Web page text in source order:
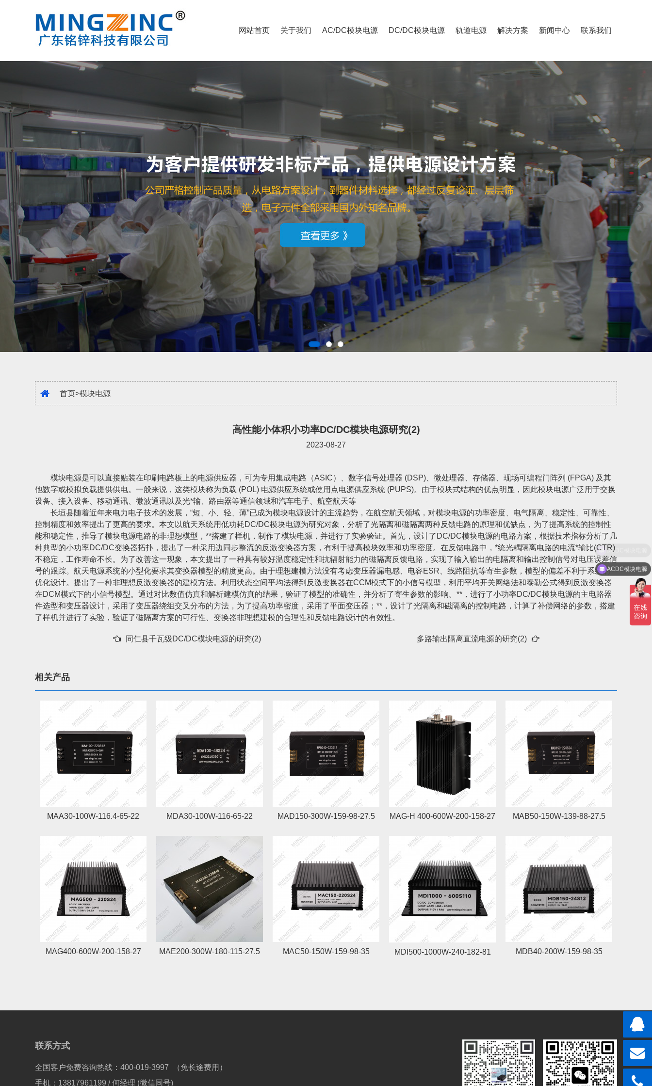
网站首页 关于我们 AC/DC模块电源 DC/DC模块电源 轨道电源 解决方案 新闻中心 联系我们
首页>模块电源
高性能小体积小功率DC/DC模块电源研究(2)
2023-08-27
模块电源是可以直接贴装在印刷电路板上的电源供应器，可为专用集成电路（ASIC）、数字信号处理器 (DSP)、微处理器、存储器、现场可编程门阵列 (FPGA) 及其
他数字或模拟负载提供供电。一般来说，这类模块称为负载 (POL) 电源供应系统或使用点电源供应系统 (PUPS)。由于模块式结构的优点明显，因此模块电源广泛用于交换
设备、接入设备、移动通讯、微波通讯以及光*输、路由器等通信领域和汽车电子、航空航天等
长垣县随着近年来电力电子技术的发展，“短、小、轻、薄”已成为模块电源设计的主流趋势，在航空航天领域，对模块电源的功率密度、电气隔离、稳定性、可靠性、
控制精度和效率提出了更高的要求。本文以航天系统用低功耗DC/DC模块电源为研究对象，分析了光隔离和磁隔离两种反馈电路的原理和优缺点，为了提高系统的控制性
能和稳定性，推导了模块电源电路的非理想模型，**搭建了样机，制作了模块电源，并进行了实验验证。首先，设计了DC/DC模块电源的电路方案，根据技术指标分析了几
种典型的小功率DC/DC变换器拓扑，提出了一种采用边同步整流的反激变换器方案，有利于提高模块效率和功率密度。在反馈电路中，*统光耦隔离电路的电流*输比(CTR)
不稳定，工作寿命不长。为了改善这一现象，本文提出了一种具有较好温度稳定性和抗辐射能力的磁隔离反馈电路，实现了输入输出的电隔离和输出控制信号对电压误差信
号的跟踪。航天电源系统的小型化要求其变换器模型的精度更高。由于理想建模方法没有考虑变压器漏电感、电容ESR、线路阻抗等寄生参数，模型的偏差不利于系统的
优化设计。提出了一种非理想反激变换器的建模方法。利用状态空间平均法得到反激变换器在CCM模式下的小信号模型，利用平均开关网络法和泰勒公式得到反激变换器
在DCM模式下的小信号模型。通过对比数值仿真和解析建模仿真的结果，验证了模型的准确性，并分析了寄生参数的影响。**，进行了小功率DC/DC模块电源的主电路器
件选型和变压器设计，采用了变压器绕组交叉分布的方法，为了提高功率密度，采用了平面变压器；**，设计了光隔离和磁隔离的控制电路，计算了补偿网络的参数，搭建
了样机并进行了实验，验证了磁隔离方案的可行性、变换器非理想建模的合理性和反馈电路设计的有效性。
同仁县千瓦级DC/DC模块电源的研究(2) 多路输出隔离直流电源的研究(2)
相关产品
MAA30-100W-116.4-65-22 MDA30-100W-116-65-22 MAD150-300W-159-98-27.5 MAG-H 400-600W-200-158-27 MAB50-150W-139-88-27.5
MAG400-600W-200-158-27 MAE200-300W-180-115-27.5 MAC50-150W-159-98-35 MDI500-1000W-240-182-81 MDB40-200W-159-98-35
联系方式
全国客户免费咨询热线：400-019-3997 （免长途费用）
手机：13817961199 / 何经理 (微信同号)
ACDC模块电源